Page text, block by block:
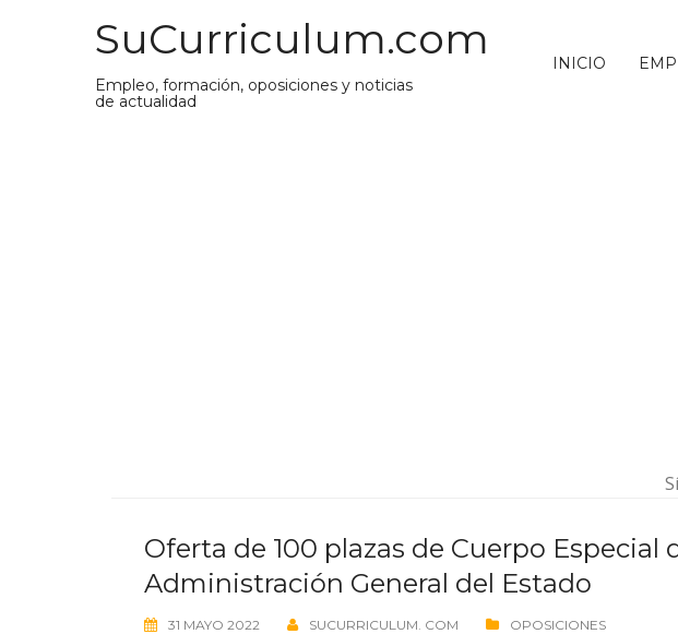
SuCurriculum.com
Empleo, formación, oposiciones y noticias
de actualidad
INICIO
Oferta de 100 plazas de Cuerpo
Administración General del Estado
31 MAYO 2022 SUCURRICULUM. COM OPOSICIONES